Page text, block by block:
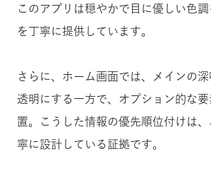
このアプリは穏やかで目に優しい色
を丁寧に提供しています。
さらに、ホーム画面では、メインの
透明にする一方で、オプション的な
置。こうした情報の優先順位付けは
寧に設計している証拠です。